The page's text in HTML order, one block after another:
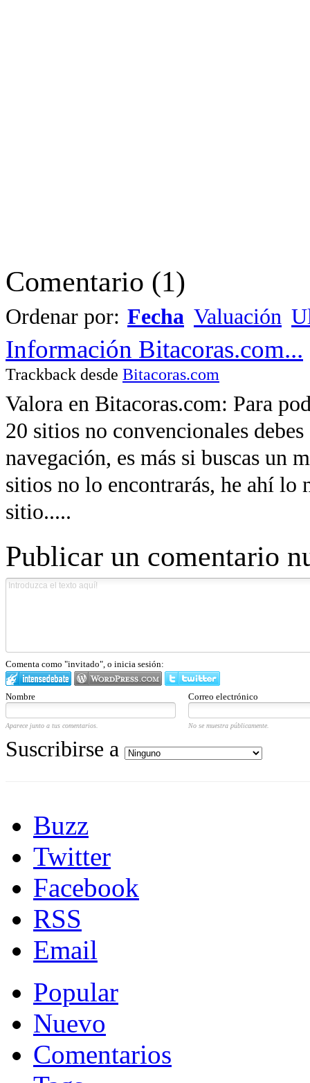
Comentario (1)
Ordenar por: Fecha Valuación
Información Bitacoras.com...
Trackback desde Bitacoras.com
Valora en Bitacoras.com: Para
20 sitios no convencionales
navegación, es más si buscas un
sitios no lo encontrarás, he ahí lo
sitio.....
Publicar un comentario
Comenta como "invitado", o inicia sesión:
Nombre Correo electrónico
Aparece junto a tus comentarios. No se muestra públicamente.
Suscribirse a
Buzz
Twitter
Facebook
RSS
Email
Popular
Nuevo
Comentarios